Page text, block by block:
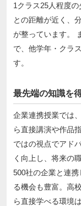
1クラス25人程度
との距離が近く、
が整っています。
で、他学年・クラ
す。
最先端の知識を
企業連携授業では
ら直接講演や作品
ではの視点でアド
く向上し、将来の
500社の企業と連
る機会も豊富。高
ら直接学べる環境